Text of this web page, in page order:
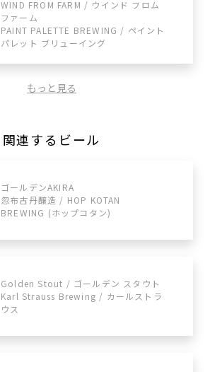
WIND FROM FARM / ウインド フロム
ファーム
PAINT PALETTE BREWING / ペイント
パレット ブリューイング
もっと見る
関連するビール
ゴールデンAKIRA
忽布古丹醸造 / HOP KOTAN
BREWING (ホップコタン)
Golden Stout / ゴールデン スタウト
Karl Strauss Brewing / カールストラ
ウス